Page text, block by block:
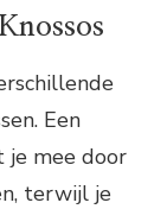
Een
je mee door
terwijl je